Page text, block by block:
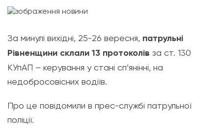
За минулі вихідні, 25-26 вересня, патрульні
Рівненщини склали 13 протоколів за ст. 130
КУпАП – керування у стані сп’янінні, на
недобросовісних водіїв.
Про це повідомили в прес-службі патрульної
поліції.